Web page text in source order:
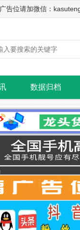
位请加微信：
数据归档